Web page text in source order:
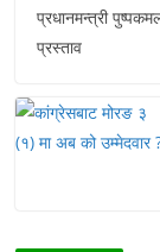
प्रधानमन्त्री
प्रस्ताव